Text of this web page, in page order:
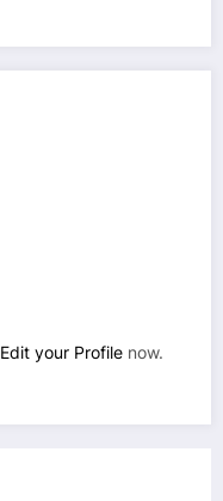
Edit your Profile now.